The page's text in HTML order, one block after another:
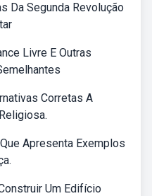
Da Segunda Revolução
Livre E Outras
Corretas A
Apresenta Exemplos
Um Edifício